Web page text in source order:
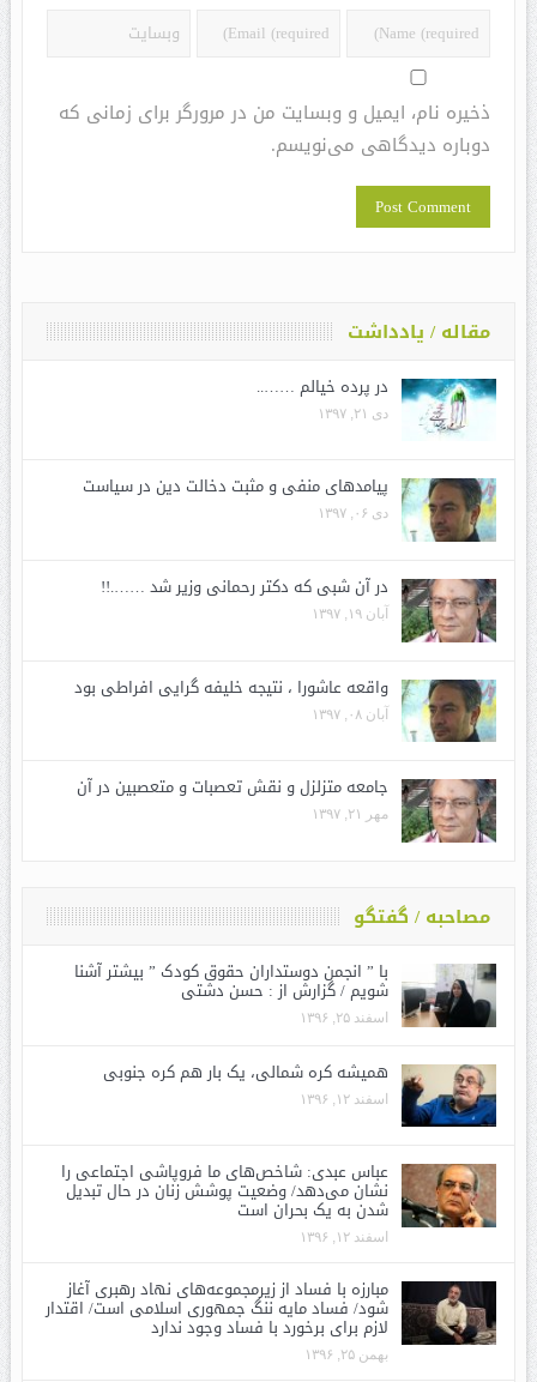
ذخیره نام، ایمیل و وبسایت من در مرورگر برای زمانی که
دوباره دیدگاهی می‌نویسم.
مقاله / یادداشت
در پرده خیالم ……..
دی ۲۱, ۱۳۹۷
پیامدهای منفی و مثبت دخالت دین در سیاست
دی ۰۶, ۱۳۹۷
در آن شبی که دکتر رحمانی وزیر شد …….!!
آبان ۱۹, ۱۳۹۷
واقعه عاشورا ، نتیجه خلیفه گرایی افراطی بود
آبان ۰۸, ۱۳۹۷
جامعه متزلزل و نقش تعصبات و متعصبین در آن
مهر ۲۱, ۱۳۹۷
مصاحبه / گفتگو
با ” انجمن دوستداران حقوق کودک ” بیشتر آشنا
شویم / گزارش از : حسن دشتی
اسفند ۲۵, ۱۳۹۶
همیشه کره شمالی، یک بار هم کره جنوبی
اسفند ۱۲, ۱۳۹۶
عباس عبدی: شاخص‌های ما فروپاشی اجتماعی را
نشان می‌دهد/ وضعیت پوشش زنان در حال تبدیل
شدن به یک بحران است
اسفند ۱۲, ۱۳۹۶
مبارزه با فساد از زیرمجموعه‌های نهاد رهبری آغاز
شود/ فساد مایه ننگ جمهوری اسلامی است/ اقتدار
لازم برای برخورد با فساد وجود ندارد
بهمن ۲۵, ۱۳۹۶